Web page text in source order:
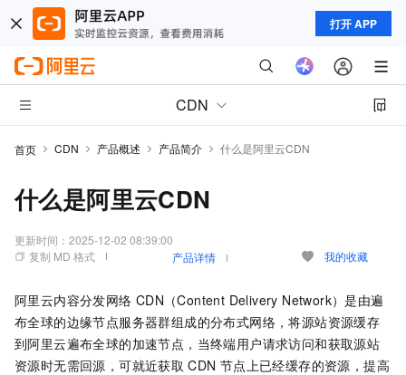
打开 APP
CDN
首页 CDN 产品概述 产品简介 什么是阿里云CDN
什么是阿里云CDN
更新时间： 2025-12-02 08:39:00
复制 MD 格式
产品详情 我的收藏
阿里云内容分发网络 CDN（Content Delivery Network）是由遍
布全球的边缘节点服务器群组成的分布式网络，将源站资源缓存
到阿里云遍布全球的加速节点，当终端用户请求访问和获取源站
资源时无需回源，可就近获取 CDN 节点上已经缓存的资源，提高